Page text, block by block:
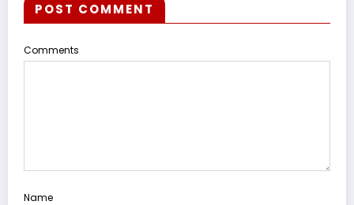
POST COMMENT
Comments
Name